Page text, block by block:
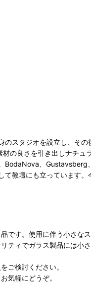
スタジオを設立し、そ
良さを引き出しナチュ
BodaNova、
教壇にも立っています
す。使用に伴う小さ
ィでガラス製品には小
ご検討ください。
気軽にどうぞ。